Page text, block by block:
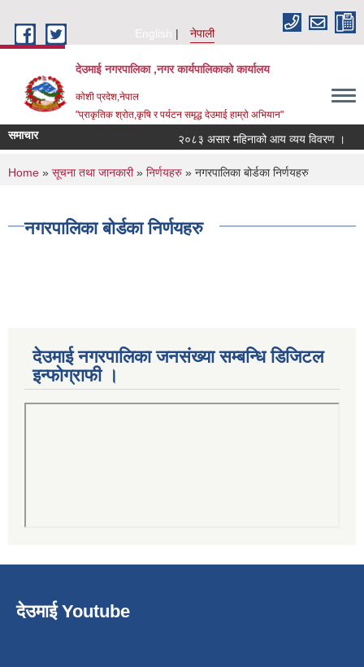
English
नेपाली
देउमाई नगरपालिका ,नगर कार्यपालिकाको कार्यालय
कोशी प्रदेश,नेपाल
"प्राकृतिक श्रोत,कृषि र पर्यटन समृद्ध देउमाई हाम्रो अभियान"
समाचार २०८३ असार महिनाको आय व्यय विवरण ।
You are here
Home » सूचना तथा जानकारी» निर्णयहरु » नगरपालिका बोर्डका निर्णयहरु
नगरपालिका बोर्डका निर्णयहरु
देउमाई नगरपालिका जनसंख्या सम्बन्धि डिजिटल
इन्फोग्राफी ।
देउमाई Youtube